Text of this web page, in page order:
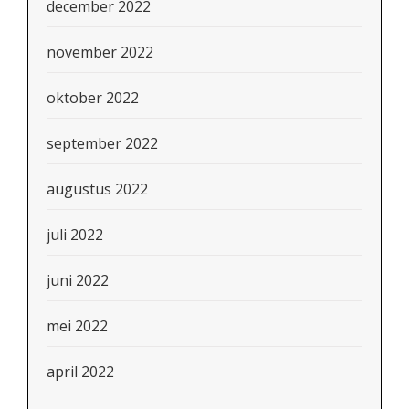
december 2022
november 2022
oktober 2022
september 2022
augustus 2022
juli 2022
juni 2022
mei 2022
april 2022